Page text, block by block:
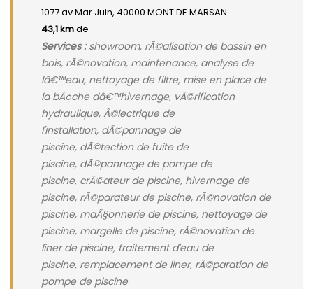
1077 av Mar Juin, 40000 MONT DE MARSAN
43,1 kmde
Services :showroom, rÃ©alisation de bassin en
bois, rÃ©novation, maintenance, analyse de
lâ€™eau, nettoyage de filtre, mise en place de
la bÃ¢che dâ€™hivernage, vÃ©rification
hydraulique, Ã©lectrique de
l'installation, dÃ©pannage de
piscine, dÃ©tection de fuite de
piscine, dÃ©pannage de pompe de
piscine, crÃ©ateur de piscine, hivernage de
piscine, rÃ©parateur de piscine, rÃ©novation de
piscine, maÃ§onnerie de piscine, nettoyage de
piscine, margelle de piscine, rÃ©novation de
liner de piscine, traitement d'eau de
piscine, remplacement de liner, rÃ©paration de
pompe de piscine